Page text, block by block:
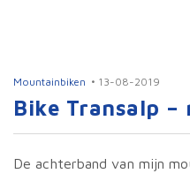
Mountainbiken 13-08-2019
Bike Transalp
De achterband van mijn